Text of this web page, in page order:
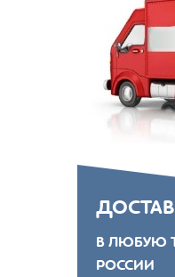
В ЛЮБУЮ
РОССИИ